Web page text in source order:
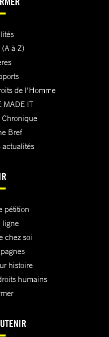
(A à Z)
de l'Homme
MADE IT
Chronique
Bref
actualités
pétition
ligne
chez soi
histoire
humains